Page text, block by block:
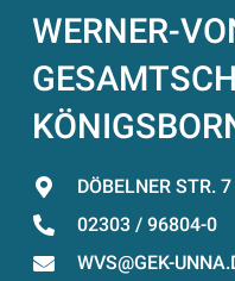
WERNER-
DÖBELNER STR.
02303 / 96804-0
WVS@GEK-